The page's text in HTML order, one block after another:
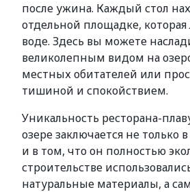
после ужина. Каждый стол
отдельной площадке, которая
воде. Здесь вы можете
великолепным видом на
местных обитателей или
тишиной и спокойствием.
Уникальность ресторана-
озере заключается не только
и в том, что он полностью
строительстве
натуральные материалы, а